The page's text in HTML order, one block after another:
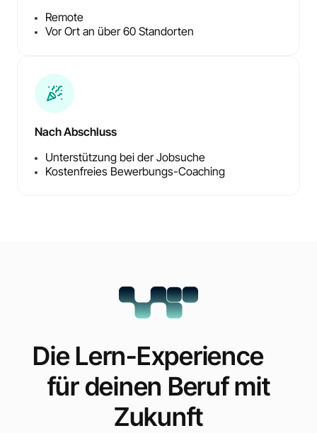
Remote
Vor Ort an über 60 Standorten
Nach Abschluss
Unterstützung bei der Jobsuche
Kostenfreies Bewerbungs-Coaching
Die Lern-Experience
für deinen Beruf mit
Zukunft